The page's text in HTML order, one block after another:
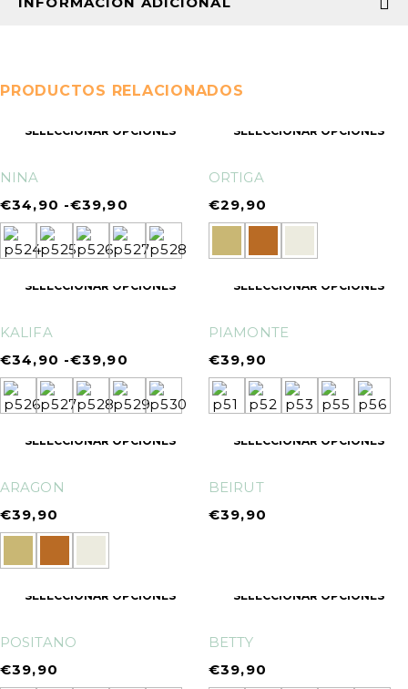
PRODUCTOS RELACIONADOS
SELECCIONAR OPCIONES
NINA
€34,90 -€39,90
SELECCIONAR OPCIONES
ORTIGA
€29,90
SELECCIONAR OPCIONES
KALIFA
€34,90 -€39,90
SELECCIONAR OPCIONES
PIAMONTE
€39,90
SELECCIONAR OPCIONES
ARAGON
€39,90
SELECCIONAR OPCIONES
BEIRUT
€39,90
SELECCIONAR OPCIONES
POSITANO
€39,90
SELECCIONAR OPCIONES
BETTY
€39,90